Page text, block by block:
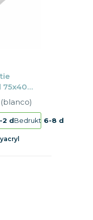
75x40
2 dBedrukt 6-8 d